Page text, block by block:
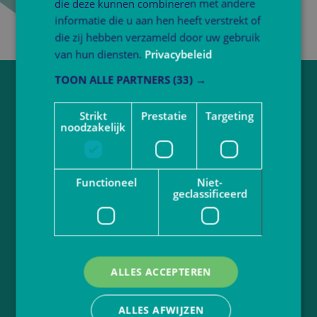
Vragen over werken bij Atlant?
Neem contact op via sollicitatie@atlantbo.nl
Bekijk actuele vacatures
atlantbasisonderwijs.nl
die deze kunnen combineren met andere
informatie die u aan hen heeft verstrekt of
die zij hebben verzameld door uw gebruik
van hun diensten. Privacybeleid
TOON ALLE PARTNERS(33) →
Strikt
noodzakelijk
Prestatie Targeting
Functioneel
Niet-
geclassificeerd
ALLES ACCEPTEREN
ALLES AFWIJZEN